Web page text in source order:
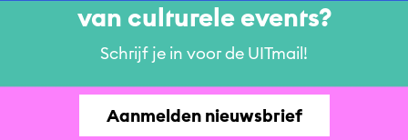
van culturele events?
Schrijf je in voor de UITmail!
Aanmelden nieuwsbrief